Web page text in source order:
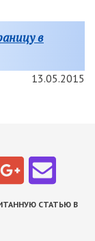
в
13.05.2015
СТАТЬЮ В